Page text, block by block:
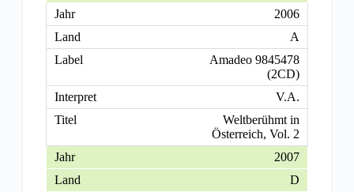
2006
A
Amadeo 9845478
(2CD)
V.A.
Weltberühmt in
Österreich, Vol. 2
2007
D